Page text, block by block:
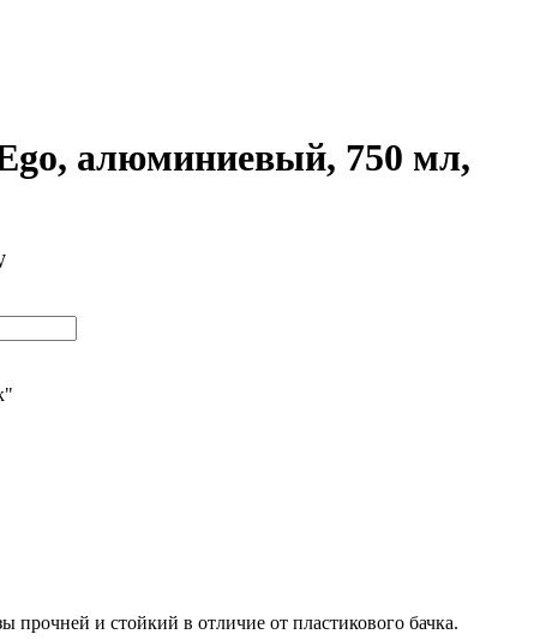
алюминиевый, 750 мл,
и стойкий в отличие от пластикового бачка.